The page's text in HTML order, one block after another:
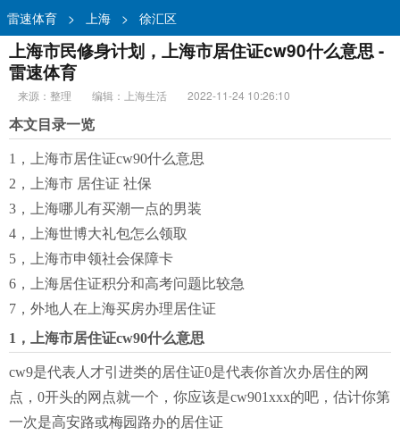
雷速体育 > 上海 > 徐汇区
上海市民修身计划，上海市居住证cw90什么意思 -
雷速体育
来源：整理 编辑：上海生活
2022-11-24 10:26:10
本文目录一览
1，上海市居住证cw90什么意思
2，上海市 居住证 社保
3，上海哪儿有买潮一点的男装
4，上海世博大礼包怎么领取
5，上海市申领社会保障卡
6，上海居住证积分和高考问题比较急
7，外地人在上海买房办理居住证
1，上海市居住证cw90什么意思
cw9是代表人才引进类的居住证0是代表你首次办居住的网
点，0开头的网点就一个，你应该是cw901xxx的吧，估计你第
一次是高安路或梅园路办的居住证